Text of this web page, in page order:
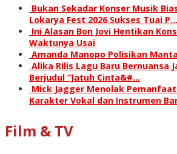
Bukan Sekadar Konser Musik
Lokarya Fest 2026 Sukses Tuai P…
Ini Alasan Bon Jovi Hentikan
Waktunya Usai
Amanda Manopo Polisikan
Alika Rilis Lagu Baru Bernuansa
Berjudul “Jatuh Cinta&#…
Mick Jagger Menolak
Karakter Vokal dan Instrumen
Film & TV